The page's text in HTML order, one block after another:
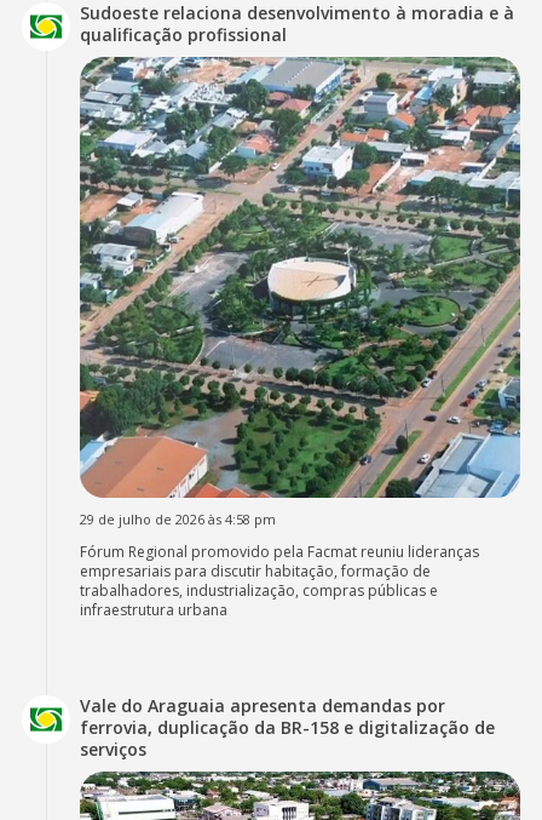
Sudoeste relaciona desenvolvimento à moradia e à
qualificação profissional
29 de julho de 2026 às 4:58 pm
Fórum Regional promovido pela Facmat reuniu lideranças
empresariais para discutir habitação, formação de
trabalhadores, industrialização, compras públicas e
infraestrutura urbana
Vale do Araguaia apresenta demandas por
ferrovia, duplicação da BR-158 e digitalização de
serviços